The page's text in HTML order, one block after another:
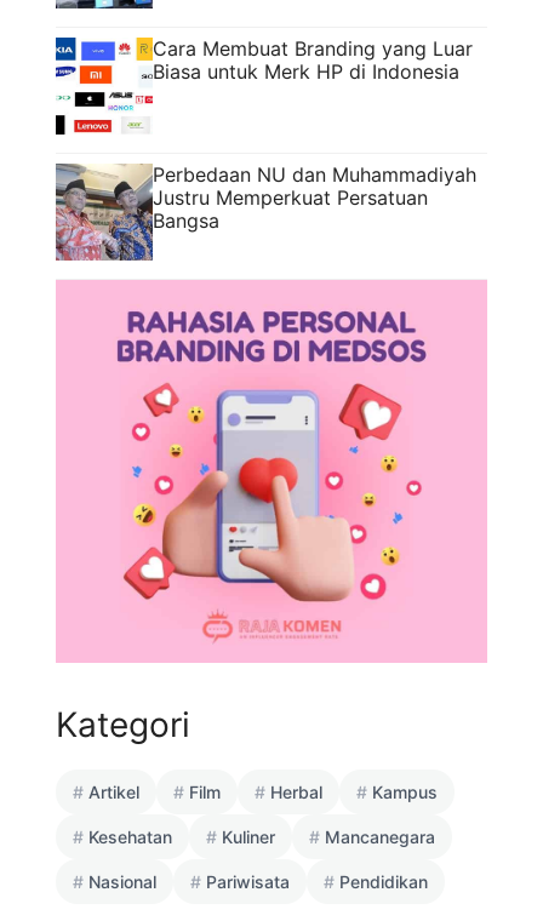
Cara Membuat Branding yang Luar
Biasa untuk Merk HP di Indonesia
Perbedaan NU dan Muhammadiyah
Justru Memperkuat Persatuan
Bangsa
Kategori
Artikel Film Herbal Kampus
Kesehatan Kuliner Mancanegara
Nasional Pariwisata Pendidikan